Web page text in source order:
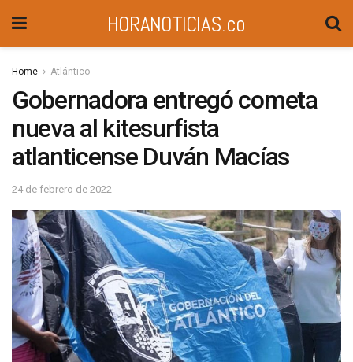
HORANOTICIAS.co
Home Atlántico
Gobernadora entregó cometa
nueva al kitesurfista
atlanticense Duván Macías
24 de febrero de 2022